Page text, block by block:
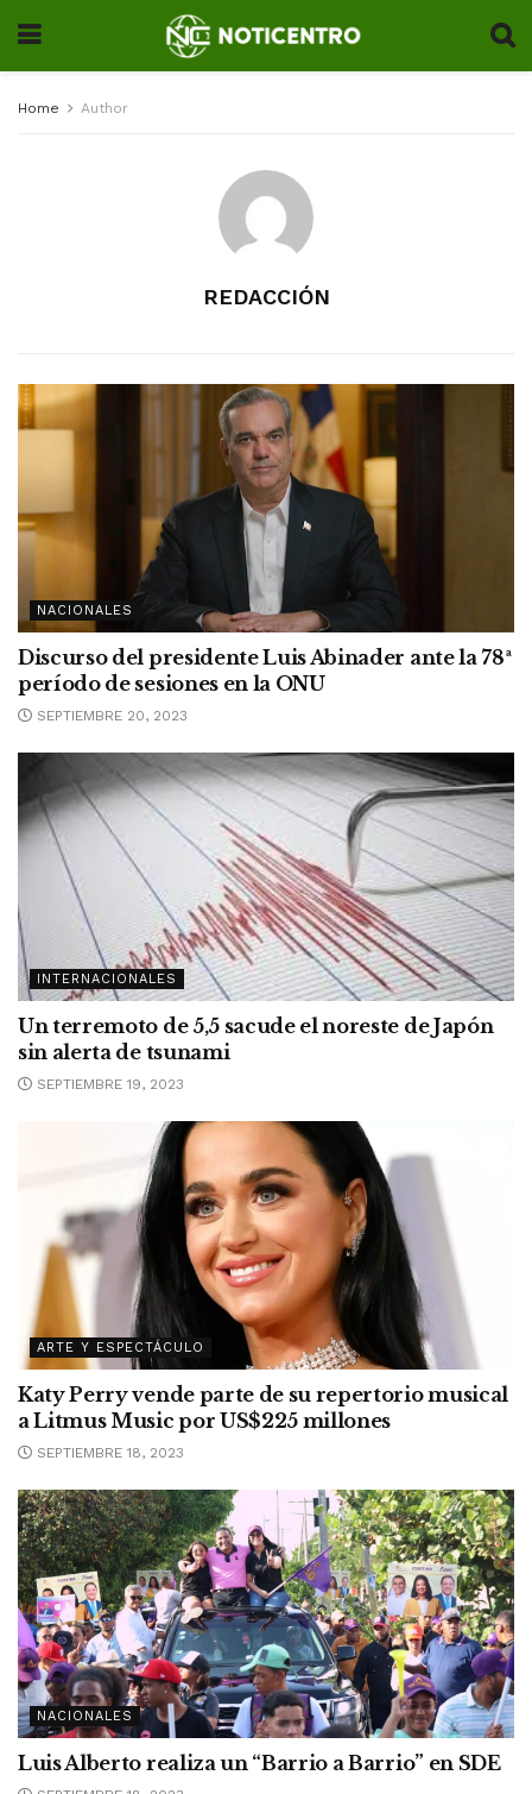
Home Author
REDACCIÓN
NACIONALES
Discurso del presidente Luis Abinader ante la 78ª
período de sesiones en la ONU
SEPTIEMBRE 20, 2023
INTERNACIONALES
Un terremoto de 5,5 sacude el noreste de Japón
sin alerta de tsunami
SEPTIEMBRE 19, 2023
ARTE Y ESPECTÁCULO
Katy Perry vende parte de su repertorio musical
a Litmus Music por US$225 millones
SEPTIEMBRE 18, 2023
NACIONALES
Luis Alberto realiza un “Barrio a Barrio” en SDE